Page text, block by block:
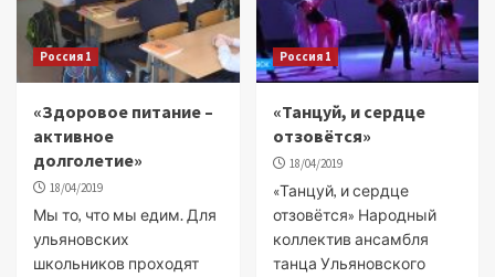
Россия 1
«Здоровое питание –
активное
долголетие»
18/04/2019
Мы то, что мы едим. Для
ульяновских
школьников проходят
Россия 1
«Танцуй, и сердце
отзовётся»
18/04/2019
«Танцуй, и сердце
отзовётся» Народный
коллектив ансамбля
танца Ульяновского